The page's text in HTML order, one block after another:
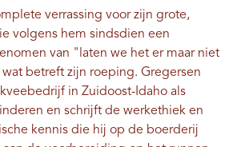
verrassing voor zijn grote,
volgens hem sindsdien een
van "laten we het er maar niet
betreft zijn roeping. Gregersen
in Zuidoost-Idaho als
en schrijft de werkethiek en
kennis die hij op de boerderij